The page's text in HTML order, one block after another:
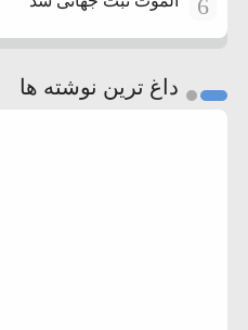
6
داغ ترین نوشته ها